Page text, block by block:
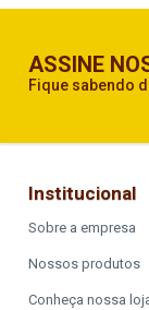
ASSINE
Fique sabendo
Institucional
Sobre a empresa
Nossos produtos
Conheça nossa